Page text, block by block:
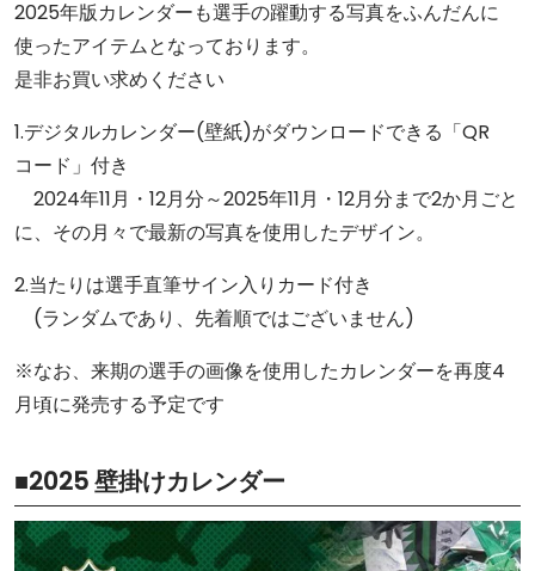
2025年版カレンダーも選手の躍動する写真をふんだんに
使ったアイテムとなっております。
是非お買い求めください
1.デジタルカレンダー(壁紙)がダウンロードできる「QR
コード」付き
2024年11月・12月分～2025年11月・12月分まで2か月ごと
に、その月々で最新の写真を使用したデザイン。
2.当たりは選手直筆サイン入りカード付き
(ランダムであり、先着順ではございません)
※なお、来期の選手の画像を使用したカレンダーを再度4
月頃に発売する予定です
■2025 壁掛けカレンダー